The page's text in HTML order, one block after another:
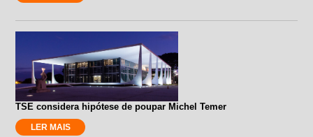
TSE considera hipótese de poupar Michel Temer
LER MAIS